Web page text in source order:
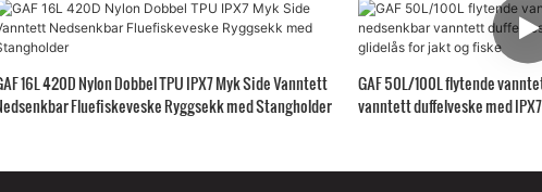
16L 420D Nylon Dobbel TPU IPX7 Myk Side Vanntett
Fluefiskeveske Ryggsekk med Stangholder
GAF 50L/100L flytende
vanntett duffelveske med